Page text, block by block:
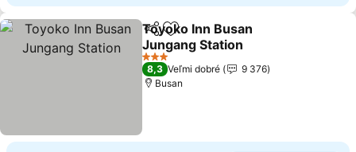
ZdieľaťPridať do obľúbených
Toyoko Inn Busan
Jungang Station
3 Počet hviezdičiek
8,3 Veľmi dobré
9 376
Busan